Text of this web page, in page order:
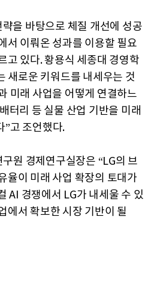
을 바탕으로 체질 개선에 성공
서 이뤄온 성과를 이용할 필요
고 있다. 황용식 세종대 경영학
새로운 키워드를 내세우는 것
미래 사업을 어떻게 연결하느
터리 등 실물 산업 기반을 미래
”고 조언했다.
원 경제연구실장은 “LG의 브
율이 미래 사업 확장의 토대가
AI 경쟁에서 LG가 내세울 수 있
에서 확보한 시장 기반이 될